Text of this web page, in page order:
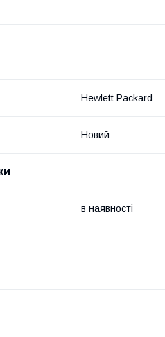
Hewlett Packard
Новий
в наявності